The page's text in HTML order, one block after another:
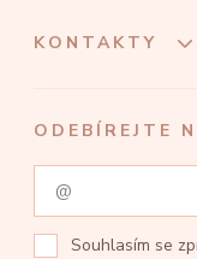
KONTAKTY
ODEBÍREJTE
Souhlasím se